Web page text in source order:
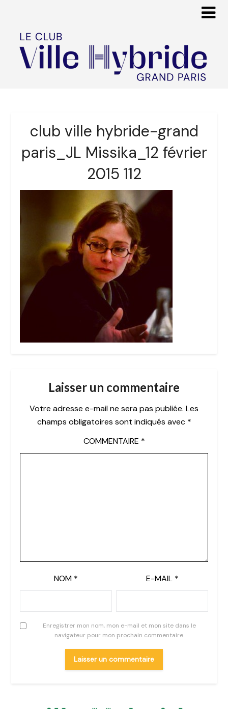
club ville hybride-grand
paris_JL Missika_12 février
2015 112
Laisser un commentaire
Votre adresse e-mail ne sera pas publiée. Les
champs obligatoires sont indiqués avec *
COMMENTAIRE *
NOM * E-MAIL *
Enregistrer mon nom, mon e-mail et mon site dans le
navigateur pour mon prochain commentaire.